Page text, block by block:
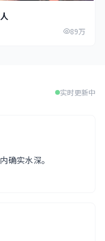
89万
实时更新中
确实水深。